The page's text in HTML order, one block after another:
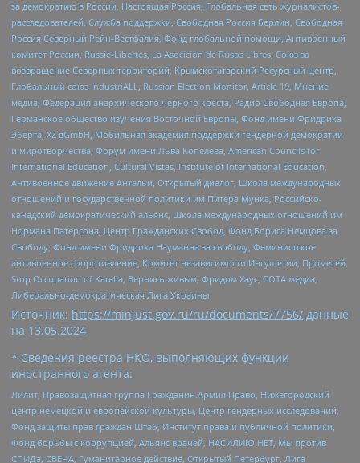
за демократию в России, Настоящая Россия, Глобальная сеть журналистов-
расследователей, Служба поддержки, Свободная Россия Берлин, Свободная
Россия Северный Рейн-Вестфалия, Фонд глобальной помощи, Антивоенный
комитет России, Russie-Libertes, La Asocicion de Rusos Libres, Союз за
возвращение Северных территорий, Крымскотатарский Ресурсный Центр,
Глобальный союз IndustriALL, Russian Election Monitor, Article 19, Мнение
медиа, Федерация анархического черного креста, Радио Свободная Европа,
Германское общество изучения Восточной Европы, Фонд имени Фридриха
Эберта, XZ gGmbH, Мобильная академия поддержки гендерной демократии
и миротворчества, Форум имени Льва Копелева, American Councils for
International Education, Cultural Vistas, Institute of International Education,
Антивоенное движение Антальи, Открытый диалог, Школа международных
отношений и государственной политики им Питера Мунка, Российско-
канадский демократический альянс, Школа международных отношений им
Нормана Патерсона, Центр Гражданских Свобод, Фонд Бориса Немцова за
Свободу, Фонд имени Фридриха Науманна за свободу, Феминистское
антивоенное сопротивление, Комитет независимости Ингушетии, Прометей,
Stop Occupation of Karelia, Вернись живым, Фридом Хаус, СОТА медиа,
Либерально-демократическая Лига Украины
Источник: https://minjust.gov.ru/ru/documents/7756/ данные
на 13.05.2024
* Сведения реестра НКО, выполняющих функции
иностранного агента:
Лилит, Правозащитная группа Гражданин.Армия.Право, Нижегородский
центр немецкой и европейской культуры, Центр гендерных исследований,
Фонд защиты прав граждан Штаб, Институт права и публичной политики,
Фонд борьбы с коррупцией, Альянс врачей, НАСИЛИЮ.НЕТ, Мы против
СПИДа, СВЕЧА, Гуманитарное действие, Открытый Петербург, Лига